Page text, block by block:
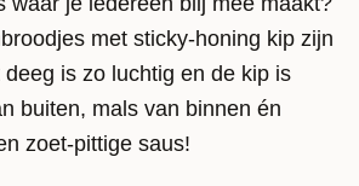
met sticky-honing kip zijn
is zo luchtig en de kip is
buiten, mals van binnen én
zoet-pittige saus!